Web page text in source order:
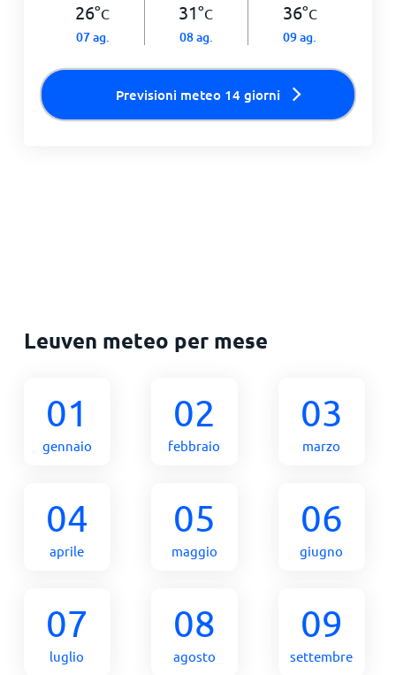
26°C
07 ag.
31°C
08 ag.
36°C
09 ag.
Previsioni meteo 14 giorni
Leuven meteo per mese
01
gennaio
02
febbraio
03
marzo
04
aprile
05
maggio
06
giugno
07
luglio
08
agosto
09
settembre